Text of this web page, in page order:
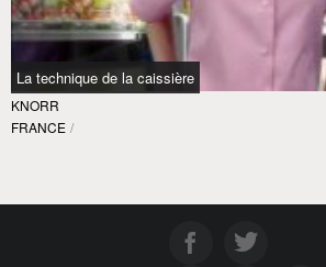
La technique de la caissière
KNORR
FRANCE /